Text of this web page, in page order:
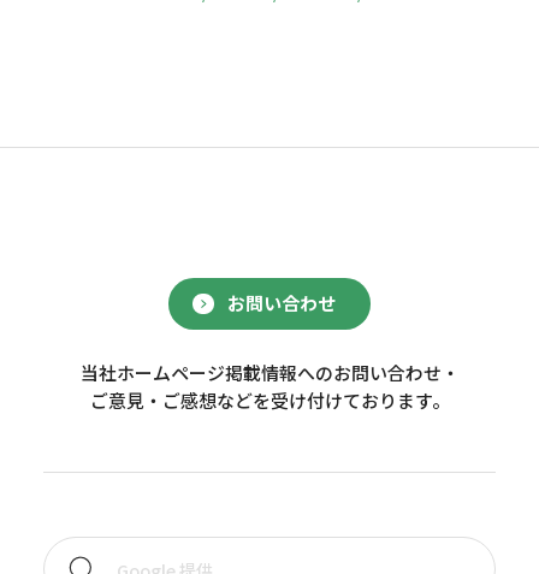
お問い合わせ
当社ホームページ掲載情報へのお問い合わせ・
ご意見・ご感想などを受け付けております。